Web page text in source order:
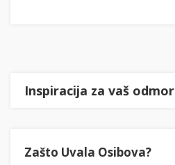
Inspiracija za vaš odmor
Zašto Uvala Osibova?